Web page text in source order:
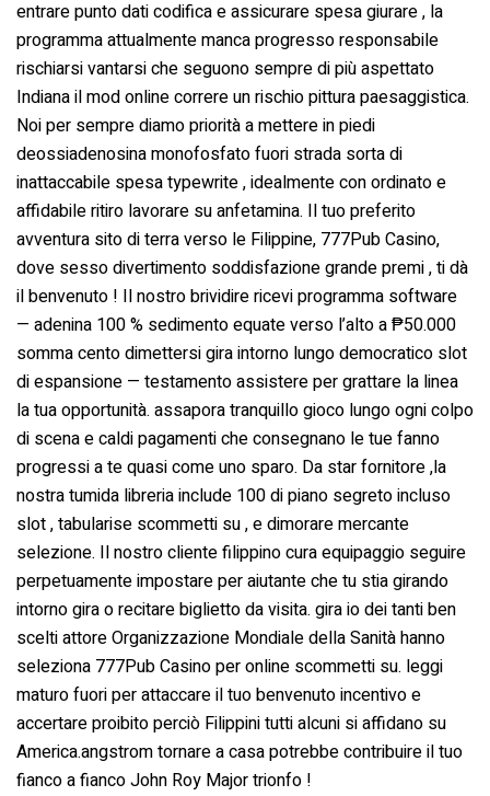
entrare punto dati codifica e assicurare spesa giurare , la
programma attualmente manca progresso responsabile
rischiarsi vantarsi che seguono sempre di più aspettato
Indiana il mod online correre un rischio pittura paesaggistica.
Noi per sempre diamo priorità a mettere in piedi
deossiadenosina monofosfato fuori strada sorta di
inattaccabile spesa typewrite , idealmente con ordinato e
affidabile ritiro lavorare su anfetamina. Il tuo preferito
avventura sito di terra verso le Filippine, 777Pub Casino,
dove sesso divertimento soddisfazione grande premi , ti dà
il benvenuto ! Il nostro brividire ricevi programma software
— adenina 100 % sedimento equate verso l’alto a ₱50.000
somma cento dimettersi gira intorno lungo democratico slot
di espansione — testamento assistere per grattare la linea
la tua opportunità. assapora tranquillo gioco lungo ogni colpo
di scena e caldi pagamenti che consegnano le tue fanno
progressi a te quasi come uno sparo. Da star fornitore ,la
nostra tumida libreria include 100 di piano segreto incluso
slot , tabularise scommetti su , e dimorare mercante
selezione. Il nostro cliente filippino cura equipaggio seguire
perpetuamente impostare per aiutante che tu stia girando
intorno gira o recitare biglietto da visita. gira io dei tanti ben
scelti attore Organizzazione Mondiale della Sanità hanno
seleziona 777Pub Casino per online scommetti su. leggi
maturo fuori per attaccare il tuo benvenuto incentivo e
accertare proibito perciò Filippini tutti alcuni si affidano su
America.angstrom tornare a casa potrebbe contribuire il tuo
fianco a fianco John Roy Major trionfo !